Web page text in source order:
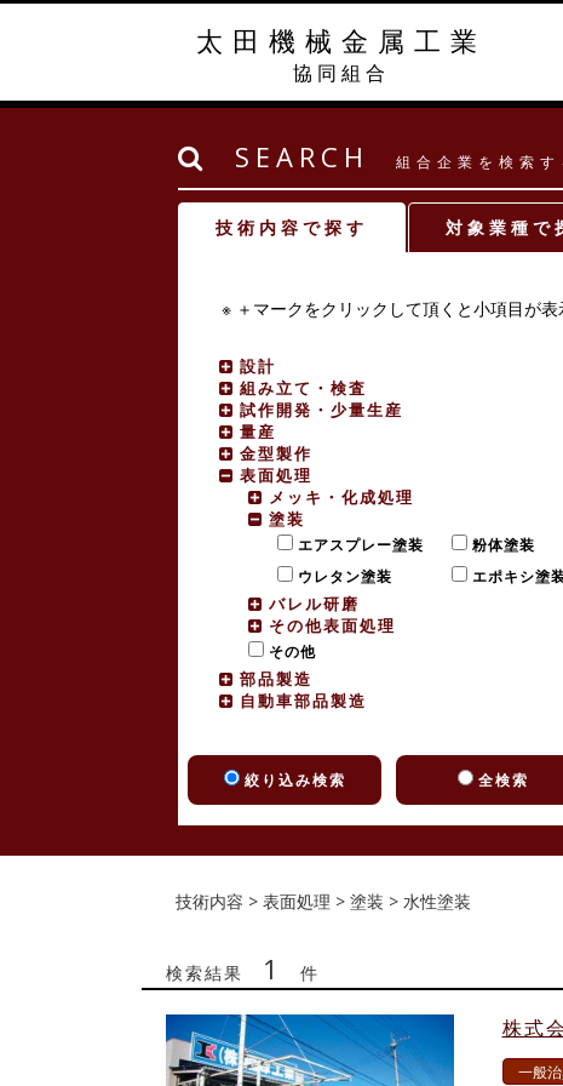
太田機械金属工業
協同組合
SEARCH 組合企業を検索す
技術内容で探す 対象業種で
※ ＋マークをクリックして頂くと小項目が表
設計
組み立て・検査
試作開発・少量生産
量産
金型製作
表面処理
メッキ・化成処理
塗装
エアスプレー塗装 粉体塗装
ウレタン塗装
エポキシ塗
バレル研磨
その他表面処理
その他
部品製造
自動車部品製造
絞り込み検索 全検索
技術内容 > 表面処理 > 塗装 > 水性塗装
検索結果 1 件
株式
一般